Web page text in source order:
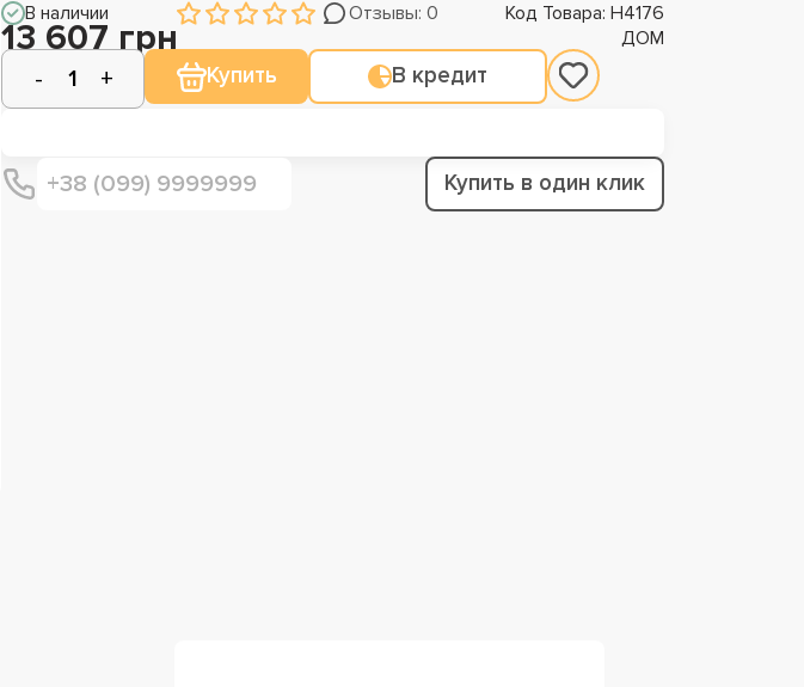
В наличии Отзывы: 0 Код Товара: Н4176
13 607 грн ДОМ
Купить В кредит
Купить в один клик